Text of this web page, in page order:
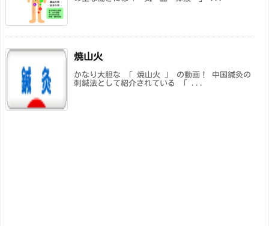
焼山火
かなり大胆な 「 焼山火 」 の動画！ 中国鍼灸の
刺鍼法として紹介されている 「 ...